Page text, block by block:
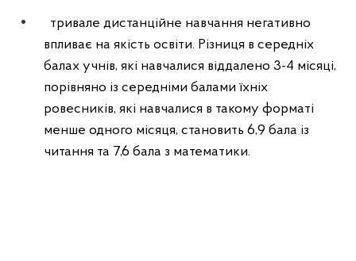
тривале дистанційне навчання негативно
впливає на якість освіти. Різниця в середніх
балах учнів, які навчалися віддалено 3-4 місяці,
порівняно із середніми балами їхніх
ровесників, які навчалися в такому форматі
менше одного місяця, становить 6,9 бала із
читання та 7,6 бала з математики.